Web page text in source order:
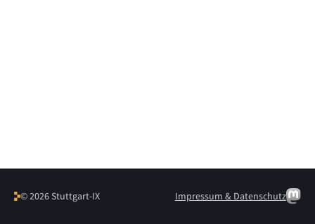
© 2026 Stuttgart-IX Impressum & Datenschutz